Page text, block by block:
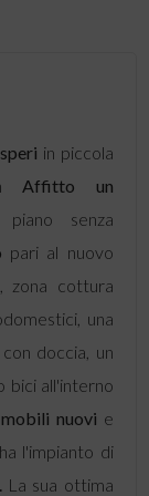
in piccola
Affitto un
senza
pari al nuovo
zona cottura
una
doccia, un
bici all'interno
nuovi e
ha l'impianto di
La sua ottima